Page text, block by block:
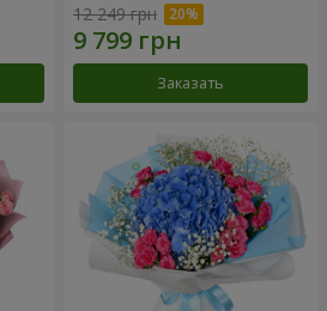
12 249 грн
Заказать